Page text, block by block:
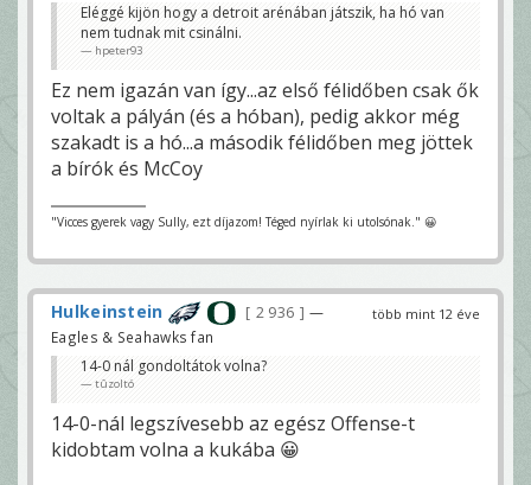
Eléggé kijön hogy a detroit arénában játszik, ha hó van
nem tudnak mit csinálni.
hpeter93
Ez nem igazán van így...az első félidőben csak ők
voltak a pályán (és a hóban), pedig akkor még
szakadt is a hó...a második félidőben meg jöttek
a bírók és McCoy
"Vicces gyerek vagy Sully, ezt díjazom! Téged nyírlak ki utolsónak." 😀
több mint 12 éve
Hulkeinstein 2 936
—
Eagles & Seahawks fan
14-0 nál gondoltátok volna?
tûzoltó
14-0-nál legszívesebb az egész Offense-t
kidobtam volna a kukába 😀